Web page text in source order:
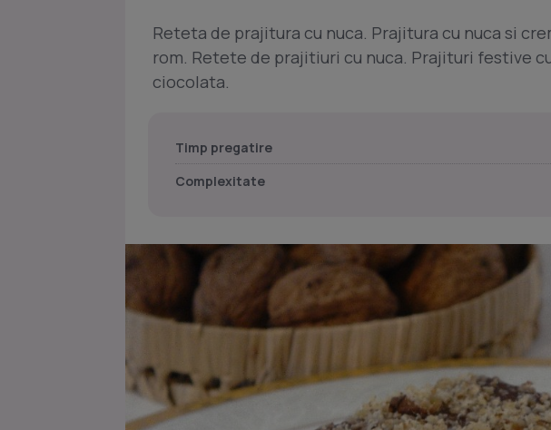
Reteta de prajitura cu nuca. Prajitura cu nuca si
rom. Retete de prajitiuri cu nuca. Prajituri festive
ciocolata.
Timp pregatire
Complexitate